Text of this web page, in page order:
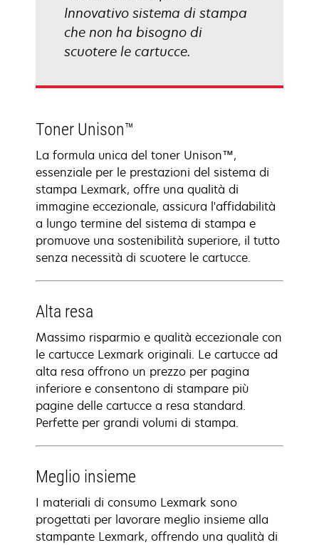
Innovativo sistema di stampa
che non ha bisogno di
scuotere le cartucce.
Toner Unison™
La formula unica del toner Unison™,
essenziale per le prestazioni del sistema di
stampa Lexmark, offre una qualità di
immagine eccezionale, assicura l'affidabilità
a lungo termine del sistema di stampa e
promuove una sostenibilità superiore, il tutto
senza necessità di scuotere le cartucce.
Alta resa
Massimo risparmio e qualità eccezionale con
le cartucce Lexmark originali. Le cartucce ad
alta resa offrono un prezzo per pagina
inferiore e consentono di stampare più
pagine delle cartucce a resa standard.
Perfette per grandi volumi di stampa.
Meglio insieme
I materiali di consumo Lexmark sono
progettati per lavorare meglio insieme alla
stampante Lexmark, offrendo una qualità di